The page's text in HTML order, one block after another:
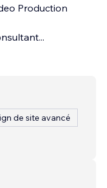
Production
...
de site avancé